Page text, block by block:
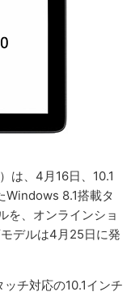
は、4月16日、10.1
Windows 8.1搭載タ
を、オンラインショ
デルは4月25日に発
チ対応の10.1インチ